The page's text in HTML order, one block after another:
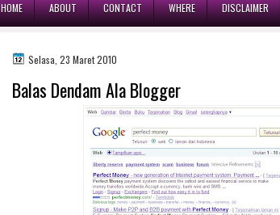
HOME ABOUT CONTACT WHERE DISCLAIMER
Selasa, 23 Maret 2010
Balas Dendam Ala Blogger